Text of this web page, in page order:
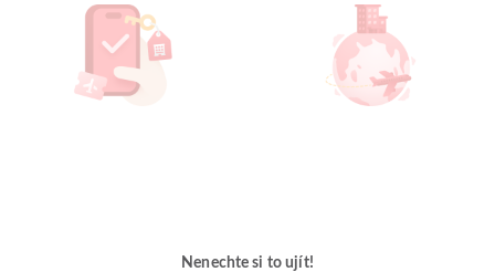
Nenechte si to ujít!